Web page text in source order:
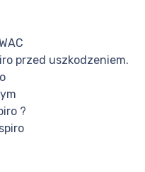
przed uszkodzeniem.
?